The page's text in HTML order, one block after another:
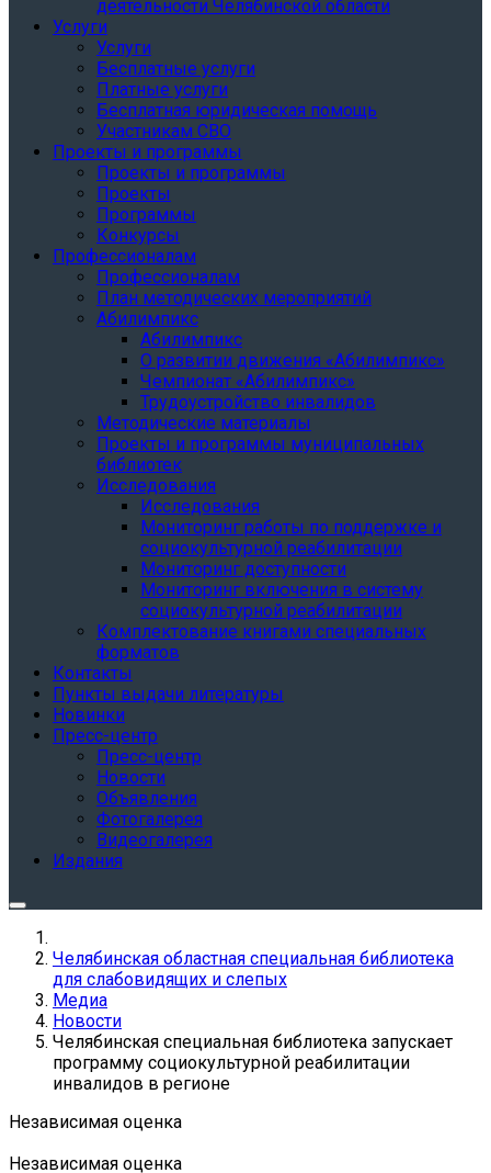
деятельности Челябинской области
Услуги
Услуги
Бесплатные услуги
Платные услуги
Бесплатная юридическая помощь
Участникам СВО
Проекты и программы
Проекты и программы
Проекты
Программы
Конкурсы
Профессионалам
Профессионалам
План методических мероприятий
Абилимпикс
Абилимпикс
О развитии движения «Абилимпикс»
Чемпионат «Абилимпикс»
Трудоустройство инвалидов
Методические материалы
Проекты и программы муниципальных
библиотек
Исследования
Исследования
Мониторинг работы по поддержке и
социокультурной реабилитации
Мониторинг доступности
Мониторинг включения в систему
социокультурной реабилитации
Комплектование книгами специальных
форматов
Контакты
Пункты выдачи литературы
Новинки
Пресс-центр
Пресс-центр
Новости
Объявления
Фотогалерея
Видеогалерея
Издания
Челябинская областная специальная библиотека
для слабовидящих и слепых
Медиа
Новости
Челябинская специальная библиотека запускает
программу социокультурной реабилитации
инвалидов в регионе
Независимая оценка
Независимая оценка